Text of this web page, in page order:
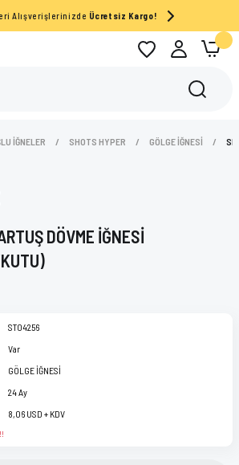
Alışverişlerinizde Ücretsiz Kargo!
İĞNELER SHOTS HYPER GÖLGE İĞNESİ
DÖVME İĞNESİ
ST04256
Var
GÖLGE İĞNESİ
24 Ay
8,06 USD + KDV